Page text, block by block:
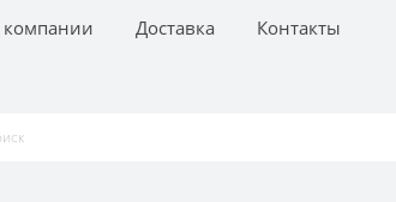
Доставка Контакты